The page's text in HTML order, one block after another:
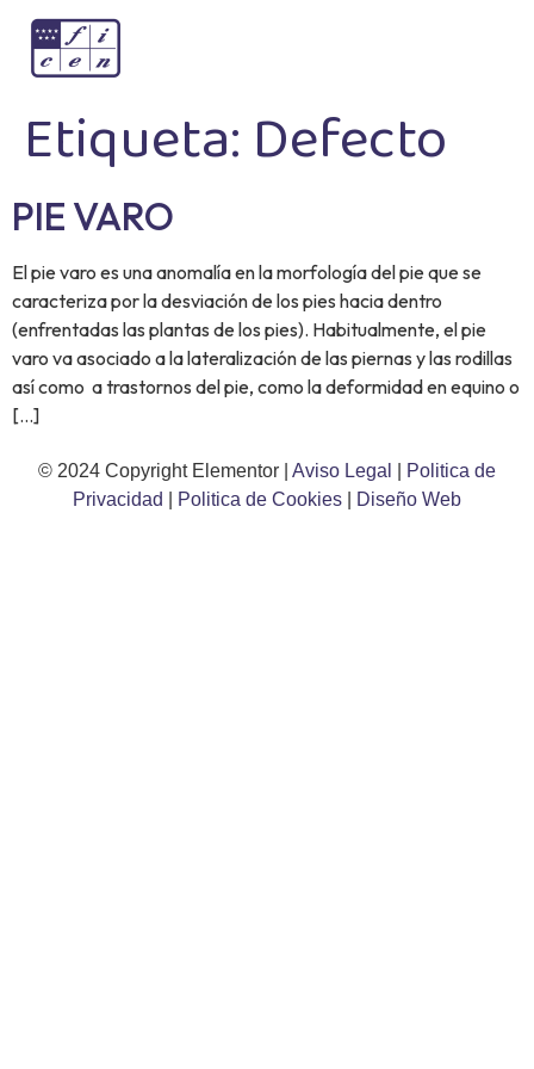
Etiqueta: Defecto
PIE VARO
El pie varo es una anomalía en la morfología del pie que se
caracteriza por la desviación de los pies hacia dentro
(enfrentadas las plantas de los pies). Habitualmente, el pie
varo va asociado a la lateralización de las piernas y las rodillas
así como a trastornos del pie, como la deformidad en equino o
[…]
© 2024 Copyright Elementor | Aviso Legal
Politica de
Privacidad
Politica de Cookies Diseño Web